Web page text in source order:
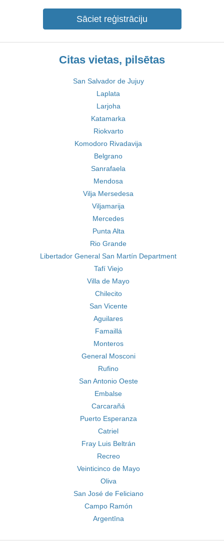
Sāciet reģistrāciju
Citas vietas, pilsētas
San Salvador de Jujuy
Laplata
Larjoha
Katamarka
Riokvarto
Komodoro Rivadavija
Belgrano
Sanrafaela
Mendosa
Vilja Mersedesa
Viljamarija
Mercedes
Punta Alta
Rio Grande
Libertador General San Martín Department
Tafí Viejo
Villa de Mayo
Chilecito
San Vicente
Aguilares
Famaillá
Monteros
General Mosconi
Rufino
San Antonio Oeste
Embalse
Carcarañá
Puerto Esperanza
Catriel
Fray Luis Beltrán
Recreo
Veinticinco de Mayo
Oliva
San José de Feliciano
Campo Ramón
Argentīna